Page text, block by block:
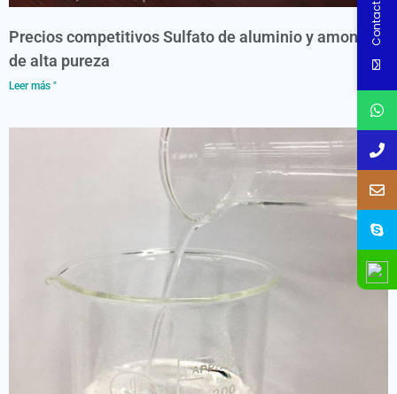
Precios competitivos Sulfato de aluminio y amonio
de alta pureza
Leer más "
Contact Us